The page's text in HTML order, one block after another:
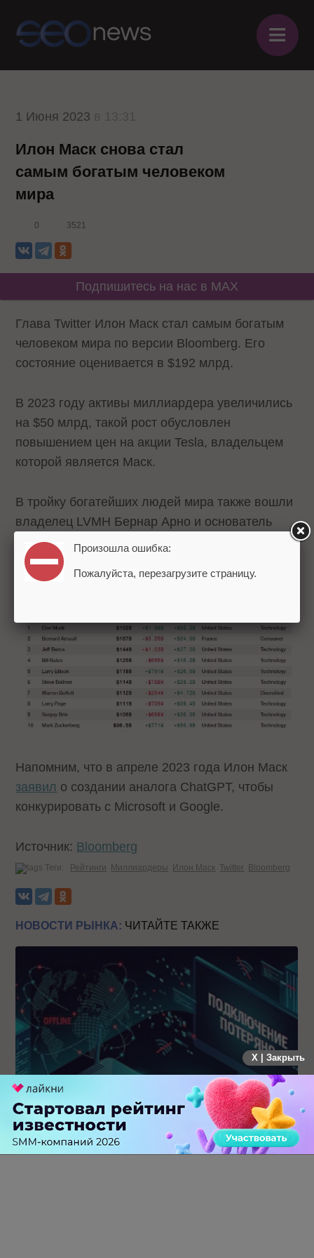
≡
1 Июня 2023
Илон Маск снова стал
самым богатым человеком
мира
0 3521
Подпишитесь на нас в MAX
Глава Twitter Илон Маск стал самым богатым
человеком мира по версии Bloomberg. Его
состояние оценивается в $192 млрд.
В 2023 году активы миллиардера увеличились
на $50 млрд, такой рост обусловлен
повышением цен на акции Tesla, владельцем
которой является Маск.
В тройку богатейших людей мира также вошли
владелец LVMH Бернар Арно и основатель
Amazon Джефф Безос. Их состояния
оцениваются в $187 млрд и $144 млрд
соответственно.
Напомним, что в апреле 2023 года Илон Маск
заявил о создании аналога ChatGPT, чтобы
конкурировать с Microsoft и Google.
Источник: Bloomberg
Теги: Рейтинги Миллиардеры Илон Маск Twitter Bloomberg
НОВОСТИ РЫНКА: ЧИТАЙТЕ ТАКЖЕ
Крупнейший сбой в рунете: пользователи не могут
попасть на популярные сайты
X | Закрыть
Произошла ошибка:
Пожалуйста, перезагрузите страницу.